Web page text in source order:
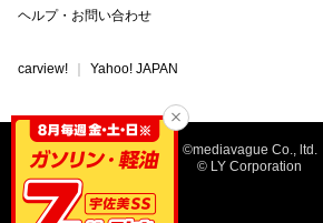
ヘルプ・お問い合わせ
carview! Yahoo! JAPAN
©mediavague Co., ltd.
© LY Corporation